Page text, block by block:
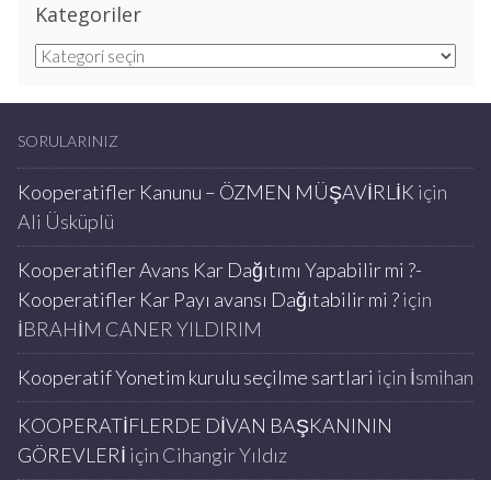
Kategoriler
Kategoriler
SORULARINIZ
Kooperatifler Kanunu – ÖZMEN MÜŞAVİRLİK için
Ali Üsküplü
Kooperatifler Avans Kar Dağıtımı Yapabilir mi ?-
Kooperatifler Kar Payı avansı Dağıtabilir mi ?için
İBRAHİM CANER YILDIRIM
Kooperatif Yonetim kurulu seçilme sartlari için İsmihan
KOOPERATİFLERDE DİVAN BAŞKANININ
GÖREVLERİ için Cihangir Yıldız